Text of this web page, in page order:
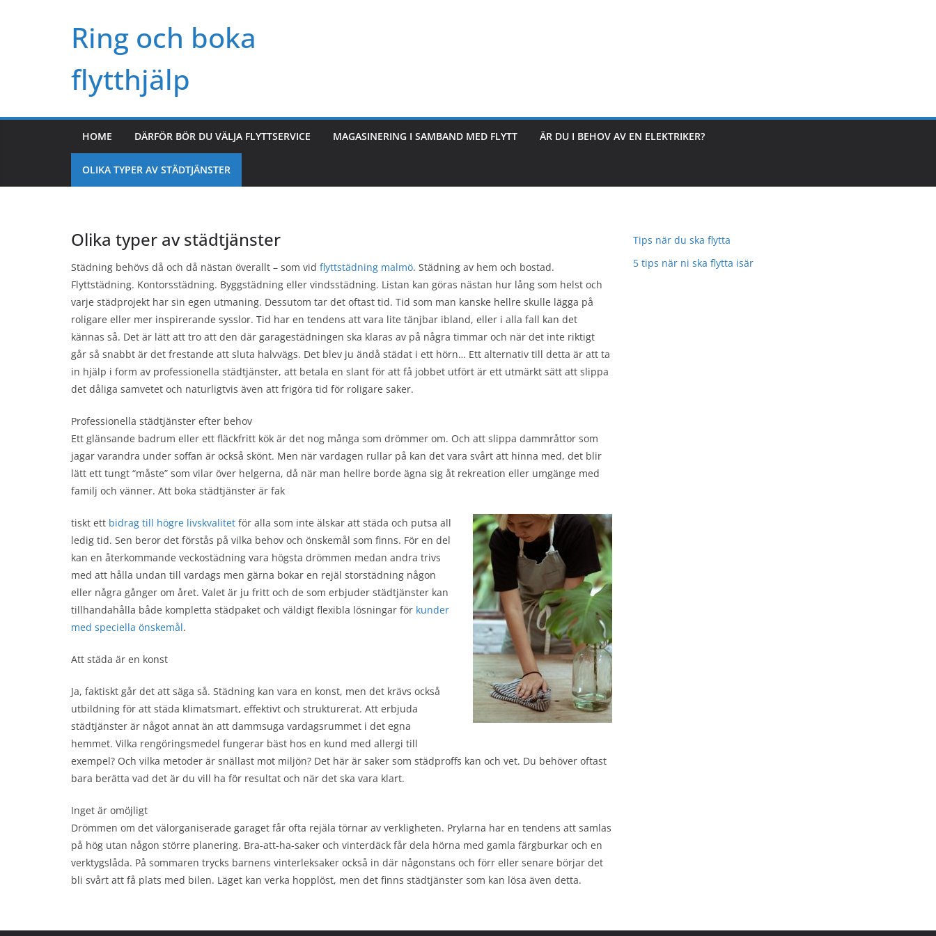
Ring och boka
flytthjälp
HOME DÄRFÖR BÖR DU VÄLJA FLYTTSERVICE MAGASINERING I SAMBAND MED FLYTT ÄR DU I BEHOV AV EN ELEKTRIKER?
OLIKA TYPER AV STÄDTJÄNSTER
Olika typer av städtjänster
Städning behövs då och då nästan överallt – som vid flyttstädning malmö. Städning av hem och bostad.
Flyttstädning. Kontorsstädning. Byggstädning eller vindsstädning. Listan kan göras nästan hur lång som helst och
varje städprojekt har sin egen utmaning. Dessutom tar det oftast tid. Tid som man kanske hellre skulle lägga på
roligare eller mer inspirerande sysslor. Tid har en tendens att vara lite tänjbar ibland, eller i alla fall kan det
kännas så. Det är lätt att tro att den där garagestädningen ska klaras av på några timmar och när det inte riktigt
går så snabbt är det frestande att sluta halvvägs. Det blev ju ändå städat i ett hörn… Ett alternativ till detta är att ta
in hjälp i form av professionella städtjänster, att betala en slant för att få jobbet utfört är ett utmärkt sätt att slippa
det dåliga samvetet och naturligtvis även att frigöra tid för roligare saker.
Professionella städtjänster efter behov
Ett glänsande badrum eller ett fläckfritt kök är det nog många som drömmer om. Och att slippa dammråttor som
jagar varandra under soffan är också skönt. Men när vardagen rullar på kan det vara svårt att hinna med, det blir
lätt ett tungt “måste” som vilar över helgerna, då när man hellre borde ägna sig åt rekreation eller umgänge med
familj och vänner. Att boka städtjänster är fak
tiskt ett bidrag till högre livskvalitet för alla som inte älskar att städa och putsa all
ledig tid. Sen beror det förstås på vilka behov och önskemål som finns. För en del
kan en återkommande veckostädning vara högsta drömmen medan andra trivs
med att hålla undan till vardags men gärna bokar en rejäl storstädning någon
eller några gånger om året. Valet är ju fritt och de som erbjuder städtjänster kan
tillhandahålla både kompletta städpaket och väldigt flexibla lösningar för kunder
med speciella önskemål.
Att städa är en konst
Ja, faktiskt går det att säga så. Städning kan vara en konst, men det krävs också
utbildning för att städa klimatsmart, effektivt och strukturerat. Att erbjuda
städtjänster är något annat än att dammsuga vardagsrummet i det egna
hemmet. Vilka rengöringsmedel fungerar bäst hos en kund med allergi till
exempel? Och vilka metoder är snällast mot miljön? Det här är saker som städproffs kan och vet. Du behöver oftast
bara berätta vad det är du vill ha för resultat och när det ska vara klart.
Inget är omöjligt
Drömmen om det välorganiserade garaget får ofta rejäla törnar av verkligheten. Prylarna har en tendens att samlas
på hög utan någon större planering. Bra-att-ha-saker och vinterdäck får dela hörna med gamla färgburkar och en
verktygslåda. På sommaren trycks barnens vinterleksaker också in där någonstans och förr eller senare börjar det
bli svårt att få plats med bilen. Läget kan verka hopplöst, men det finns städtjänster som kan lösa även detta.
Tips när du ska flytta
5 tips när ni ska flytta isär